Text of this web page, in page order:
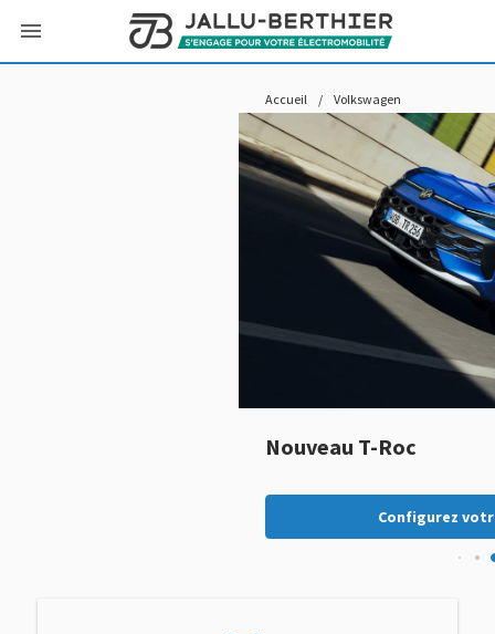
Accueil / Volkswagen
Nouveau T-Roc
Configurez